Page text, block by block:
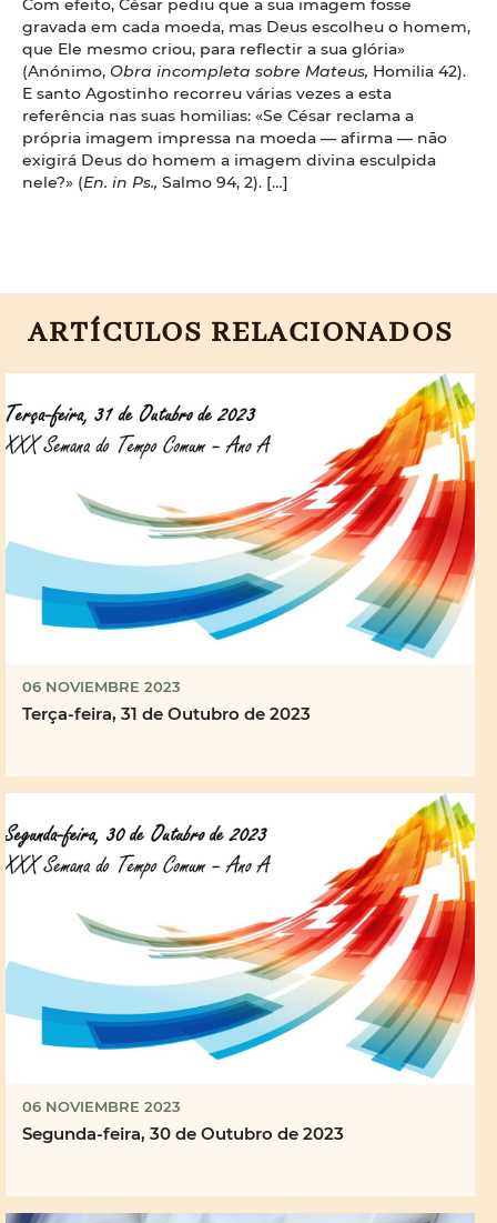
gravada em cada moeda, mas Deus escolheu o homem,
que Ele mesmo criou, para reflectir a sua glória»
(Anónimo, Obra incompleta sobre Mateus, Homilia 42).
E santo Agostinho recorreu várias vezes a esta
referência nas suas homilias: «Se César reclama a
própria imagem impressa na moeda — afirma — não
exigirá Deus do homem a imagem divina esculpida
nele?» (En. in Ps., Salmo 94, 2). […]
ARTÍCULOS RELACIONADOS
06 NOVIEMBRE 2023
Terça-feira, 31 de Outubro de 2023
06 NOVIEMBRE 2023
Segunda-feira, 30 de Outubro de 2023